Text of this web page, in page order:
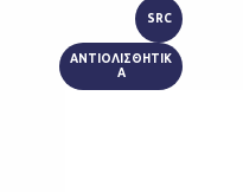
SRC
ΑΝΤΙΟΛΙΣΘΗΤΙΚ
Α